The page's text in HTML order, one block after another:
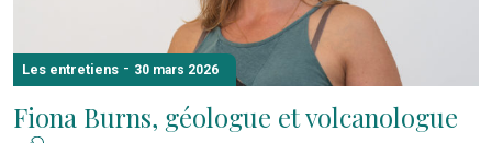
Les entretiens - 30 mars 2026
Fiona Burns, géologue et volcanologue